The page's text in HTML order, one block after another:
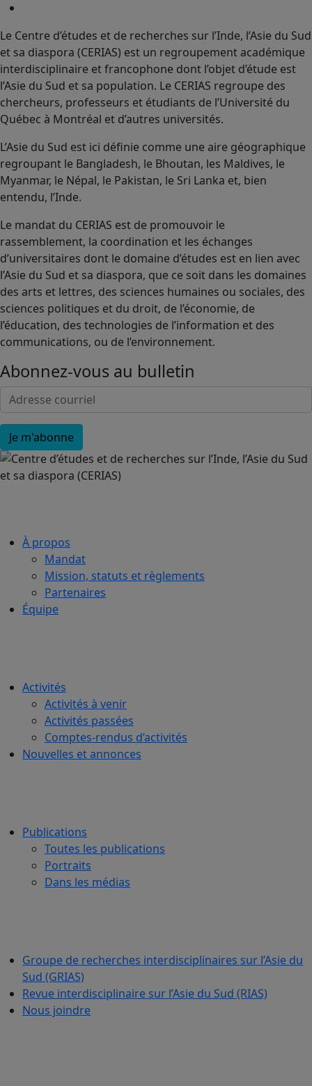
Le Centre d’études et de recherches sur l’Inde, l’Asie du Sud
et sa diaspora (CERIAS) est un regroupement académique
interdisciplinaire et francophone dont l’objet d’étude est
l’Asie du Sud et sa population. Le CERIAS regroupe des
chercheurs, professeurs et étudiants de l’Université du
Québec à Montréal et d’autres universités.
L’Asie du Sud est ici définie comme une aire géographique
regroupant le Bangladesh, le Bhoutan, les Maldives, le
Myanmar, le Népal, le Pakistan, le Sri Lanka et, bien
entendu, l’Inde.
Le mandat du CERIAS est de promouvoir le
rassemblement, la coordination et les échanges
d’universitaires dont le domaine d’études est en lien avec
l’Asie du Sud et sa diaspora, que ce soit dans les domaines
des arts et lettres, des sciences humaines ou sociales, des
sciences politiques et du droit, de l’économie, de
l’éducation, des technologies de l’information et des
communications, ou de l’environnement.
Abonnez-vous au bulletin
À propos
Mandat
Mission, statuts et règlements
Partenaires
Équipe
Activités
Activités à venir
Activités passées
Comptes-rendus d’activités
Nouvelles et annonces
Publications
Toutes les publications
Portraits
Dans les médias
Groupe de recherches interdisciplinaires sur l’Asie du
Sud (GRIAS)
Revue interdisciplinaire sur l’Asie du Sud (RIAS)
Nous joindre